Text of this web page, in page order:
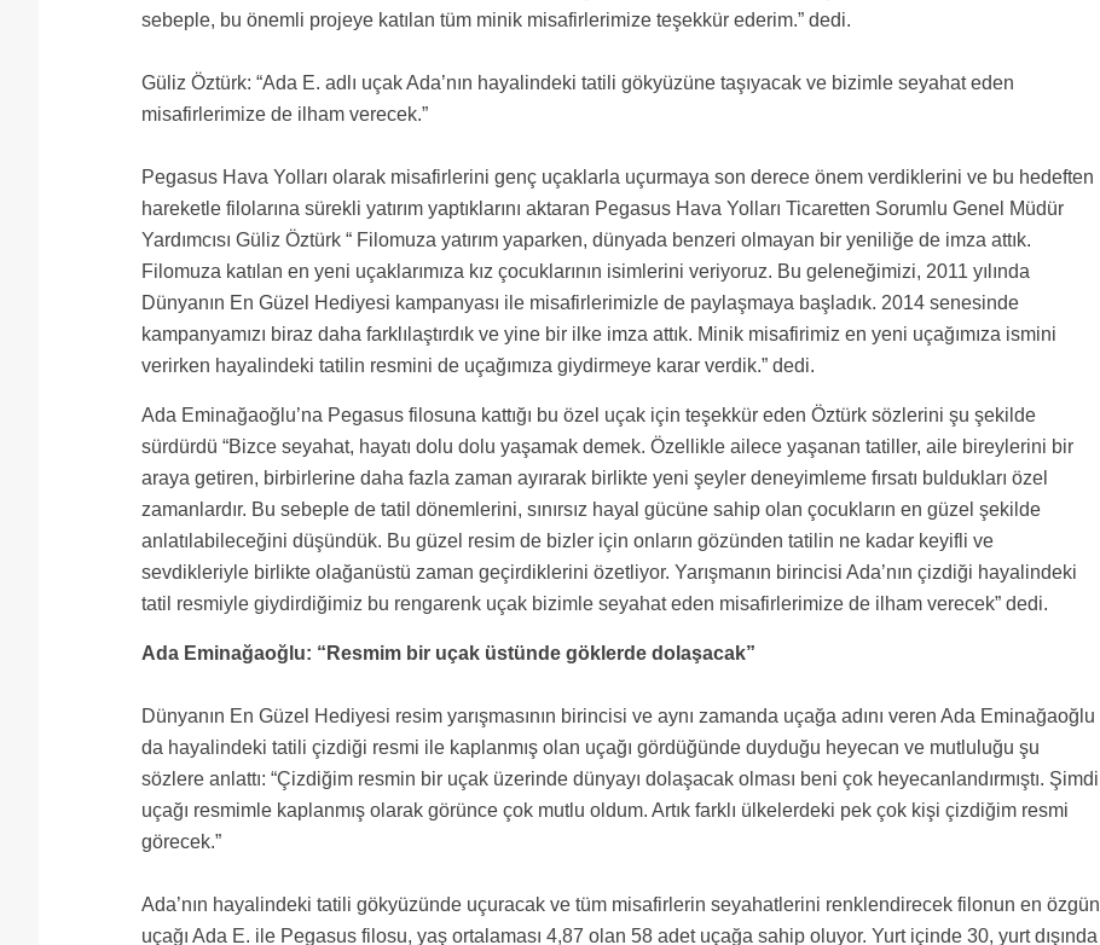
sebeple, bu önemli projeye katılan tüm minik misafirlerimize teşekkür ederim.” dedi.
Güliz Öztürk: “Ada E. adlı uçak Ada’nın hayalindeki tatili gökyüzüne taşıyacak ve bizimle seyahat eden
misafirlerimize de ilham verecek.”
Pegasus Hava Yolları olarak misafirlerini genç uçaklarla uçurmaya son derece önem verdiklerini ve bu hedeften
hareketle filolarına sürekli yatırım yaptıklarını aktaran Pegasus Hava Yolları Ticaretten Sorumlu Genel Müdür
Yardımcısı Güliz Öztürk “ Filomuza yatırım yaparken, dünyada benzeri olmayan bir yeniliğe de imza attık.
Filomuza katılan en yeni uçaklarımıza kız çocuklarının isimlerini veriyoruz. Bu geleneğimizi, 2011 yılında
Dünyanın En Güzel Hediyesi kampanyası ile misafirlerimizle de paylaşmaya başladık. 2014 senesinde
kampanyamızı biraz daha farklılaştırdık ve yine bir ilke imza attık. Minik misafirimiz en yeni uçağımıza ismini
verirken hayalindeki tatilin resmini de uçağımıza giydirmeye karar verdik.” dedi.
Ada Eminağaoğlu’na Pegasus filosuna kattığı bu özel uçak için teşekkür eden Öztürk sözlerini şu şekilde
sürdürdü “Bizce seyahat, hayatı dolu dolu yaşamak demek. Özellikle ailece yaşanan tatiller, aile bireylerini bir
araya getiren, birbirlerine daha fazla zaman ayırarak birlikte yeni şeyler deneyimleme fırsatı buldukları özel
zamanlardır. Bu sebeple de tatil dönemlerini, sınırsız hayal gücüne sahip olan çocukların en güzel şekilde
anlatılabileceğini düşündük. Bu güzel resim de bizler için onların gözünden tatilin ne kadar keyifli ve
sevdikleriyle birlikte olağanüstü zaman geçirdiklerini özetliyor. Yarışmanın birincisi Ada’nın çizdiği hayalindeki
tatil resmiyle giydirdiğimiz bu rengarenk uçak bizimle seyahat eden misafirlerimize de ilham verecek” dedi.
Ada Eminağaoğlu: “Resmim bir uçak üstünde göklerde dolaşacak”
Dünyanın En Güzel Hediyesi resim yarışmasının birincisi ve aynı zamanda uçağa adını veren Ada Eminağaoğlu
da hayalindeki tatili çizdiği resmi ile kaplanmış olan uçağı gördüğünde duyduğu heyecan ve mutluluğu şu
sözlere anlattı: “Çizdiğim resmin bir uçak üzerinde dünyayı dolaşacak olması beni çok heyecanlandırmıştı. Şimdi
uçağı resmimle kaplanmış olarak görünce çok mutlu oldum. Artık farklı ülkelerdeki pek çok kişi çizdiğim resmi
görecek.”
Ada’nın hayalindeki tatili gökyüzünde uçuracak ve tüm misafirlerin seyahatlerini renklendirecek filonun en özgün
uçağı Ada E. ile Pegasus filosu, yaş ortalaması 4,87 olan 58 adet uçağa sahip oluyor. Yurt içinde 30, yurt dışında